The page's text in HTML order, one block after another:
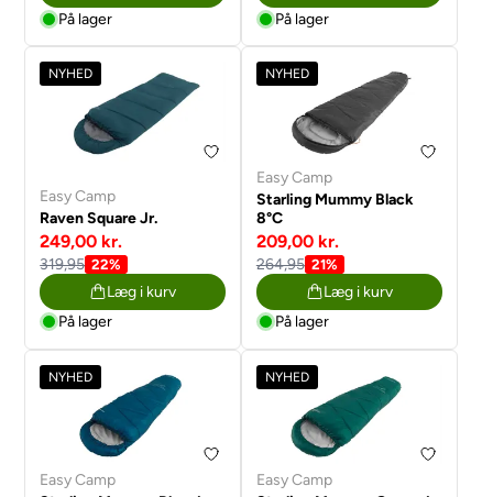
På lager
På lager
NYHED
Easy Camp
Raven Square Jr.
249,00 kr.
319,95 22%
Læg i kurv
På lager
NYHED
Easy Camp
Starling Mummy Black
8°C
209,00 kr.
264,95 21%
Læg i kurv
På lager
NYHED
Easy Camp
NYHED
Easy Camp